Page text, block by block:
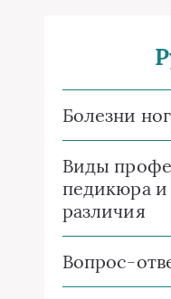
Болезни
Виды
педикюра
различия
Вопрос-